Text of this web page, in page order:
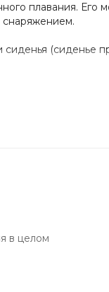
плавания. Его
(сиденье
себя на глади
без труда
для
в целом